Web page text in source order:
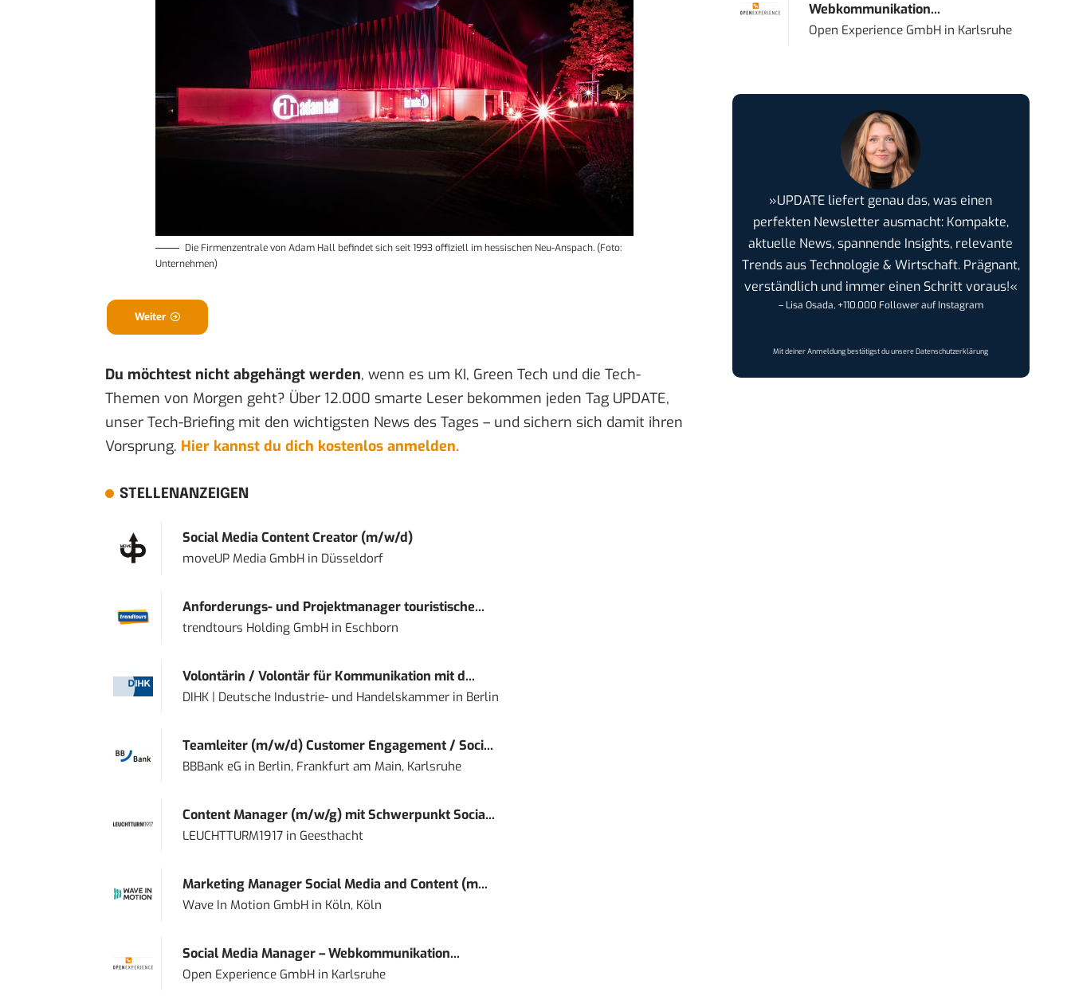
Die Firmenzentrale von Adam Hall befindet sich seit 1993 offiziell im hessischen Neu-Anspach. (Foto:
Unternehmen)
Weiter
Du möchtest nicht abgehängt werden, wenn es um KI, Green Tech und die Tech-
Themen von Morgen geht? Über 12.000 smarte Leser bekommen jeden Tag UPDATE,
unser Tech-Briefing mit den wichtigsten News des Tages – und sichern sich damit ihren
Vorsprung. Hier kannst du dich kostenlos anmelden.
STELLENANZEIGEN
Social Media Content Creator (m/w/d)
moveUP Media GmbHin Düsseldorf
Anforderungs- und Projektmanager touristische...
trendtours Holding GmbHin Eschborn
Volontärin / Volontär für Kommunikation mit d...
DIHK | Deutsche Industrie- und Handelskammerin Berlin
Teamleiter (m/w/d) Customer Engagement / Soci...
BBBank eG in Berlin, Frankfurt am Main, Karlsruhe
Content Manager (m/w/g) mit Schwerpunkt Socia...
LEUCHTTURM1917in Geesthacht
Marketing Manager Social Media and Content (m...
Wave In Motion GmbHin Köln, Köln
Social Media Manager – Webkommunikation...
Open Experience GmbHin Karlsruhe
Webkommunikation...
Open Experience GmbH in Karlsruhe
»UPDATE liefert genau das, was einen
perfekten Newsletter ausmacht: Kompakte,
aktuelle News, spannende Insights, relevante
Trends aus Technologie & Wirtschaft. Prägnant,
verständlich und immer einen Schritt voraus!«
– Lisa Osada, +110.000 Follower auf Instagram
Mit deiner Anmeldung bestätigst du unsereDatenschutzerklärung